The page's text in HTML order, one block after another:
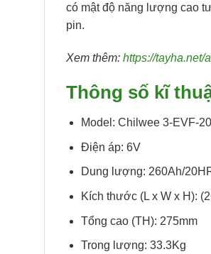
có mật độ năng lượng cao
pin.
Xem thêm: https://tayha.net/
Thông số kĩ
Model: Chilwee 3-EVF-
Điện áp: 6V
Dung lượng: 260Ah/
Kích thước (L x W x H):
Tổng cao (TH): 275mm
Trong lượng: 33.3Kg